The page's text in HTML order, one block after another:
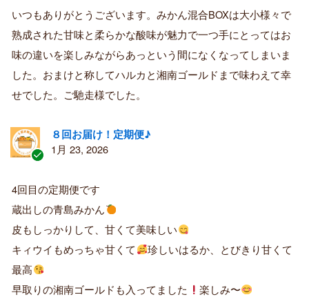
証
済
み
購
者
いつもありがとうございます。みかん混合BOXは大小様々で
熟成された甘味と柔らかな酸味が魅力で一つ手にとってはお
味の違いを楽しみながらあっという間になくなってしまいま
した。おまけと称してハルカと湘南ゴールドまで味わえて幸
せでした。ご馳走様でした。
証
済
み
購
者
８回お届け！定期便♪
1月 23, 2026
4回目の定期便です
蔵出しの青島みかん
皮もしっかりして、甘くて美味しい
キィウイもめっちゃ甘くて
珍しいはるか、とびきり甘くて
最高
早取りの湘南ゴールドも入ってました
楽しみ〜